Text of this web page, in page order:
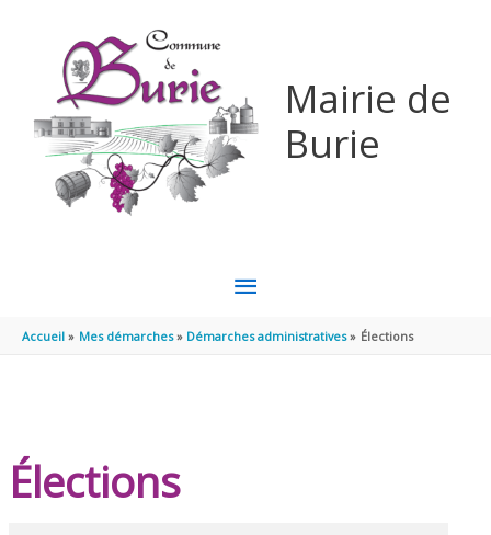
Mairie de
Burie
MENU
PRINCIPAL
Accueil Mes démarches Démarches administratives Élections
Élections